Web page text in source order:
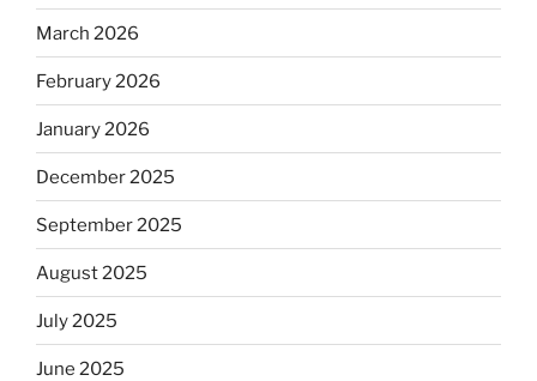
March 2026
February 2026
January 2026
December 2025
September 2025
August 2025
July 2025
June 2025